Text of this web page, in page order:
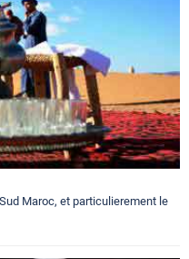
Maroc, et particulierement le